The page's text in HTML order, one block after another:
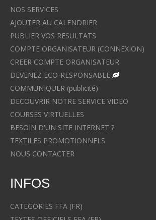
NOS SERVICES
AJOUTER AU CALENDRIER
PUBLIER VOS RESULTATS
COMPTE ORGANISATEUR (CONNEXION)
CREER COMPTE ORGANISATEUR
DEVENEZ ECO-RESPONSABLE
COMMUNIQUER (publicité)
DECOUVRIR NOTRE SERVICE VIDEO
COURSES VIRTUELLES
BESOIN D'UN SITE INTERNET ?
TEXTILES PROMOTIONNELS
NOUS CONTACTER
INFOS
CATEGORIES FFA (FR)